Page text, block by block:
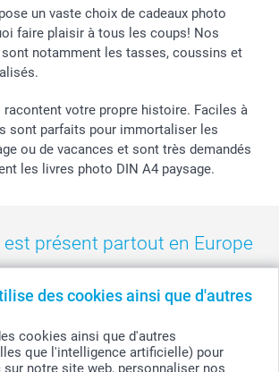
des cookies ainsi que d'autres
cookies ainsi que d'autres
que l'intelligence artificielle) pour
notre site web, personnaliser nos
un vaste choix de cadeaux photo
faire plaisir à tous les coups! Nos
notamment les tasses, coussins et
racontent votre propre histoire. Faciles à
sont parfaits pour immortaliser les
ou de vacances et sont très demandés
les livres photo DIN A4 paysage.
présent partout en Europe
- Danmark - Deutschland - France - Ireland
- Sverige - United Kingdom